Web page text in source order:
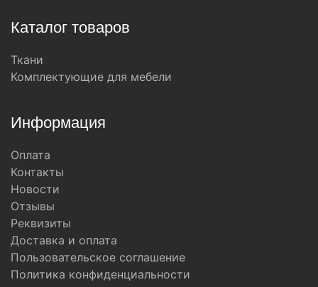
Каталог товаров
Ткани
Комплектующие для мебели
Информация
Оплата
Контакты
Новости
Отзывы
Реквизиты
Доставка и оплата
Пользовательское соглашение
Политика конфиденциальности